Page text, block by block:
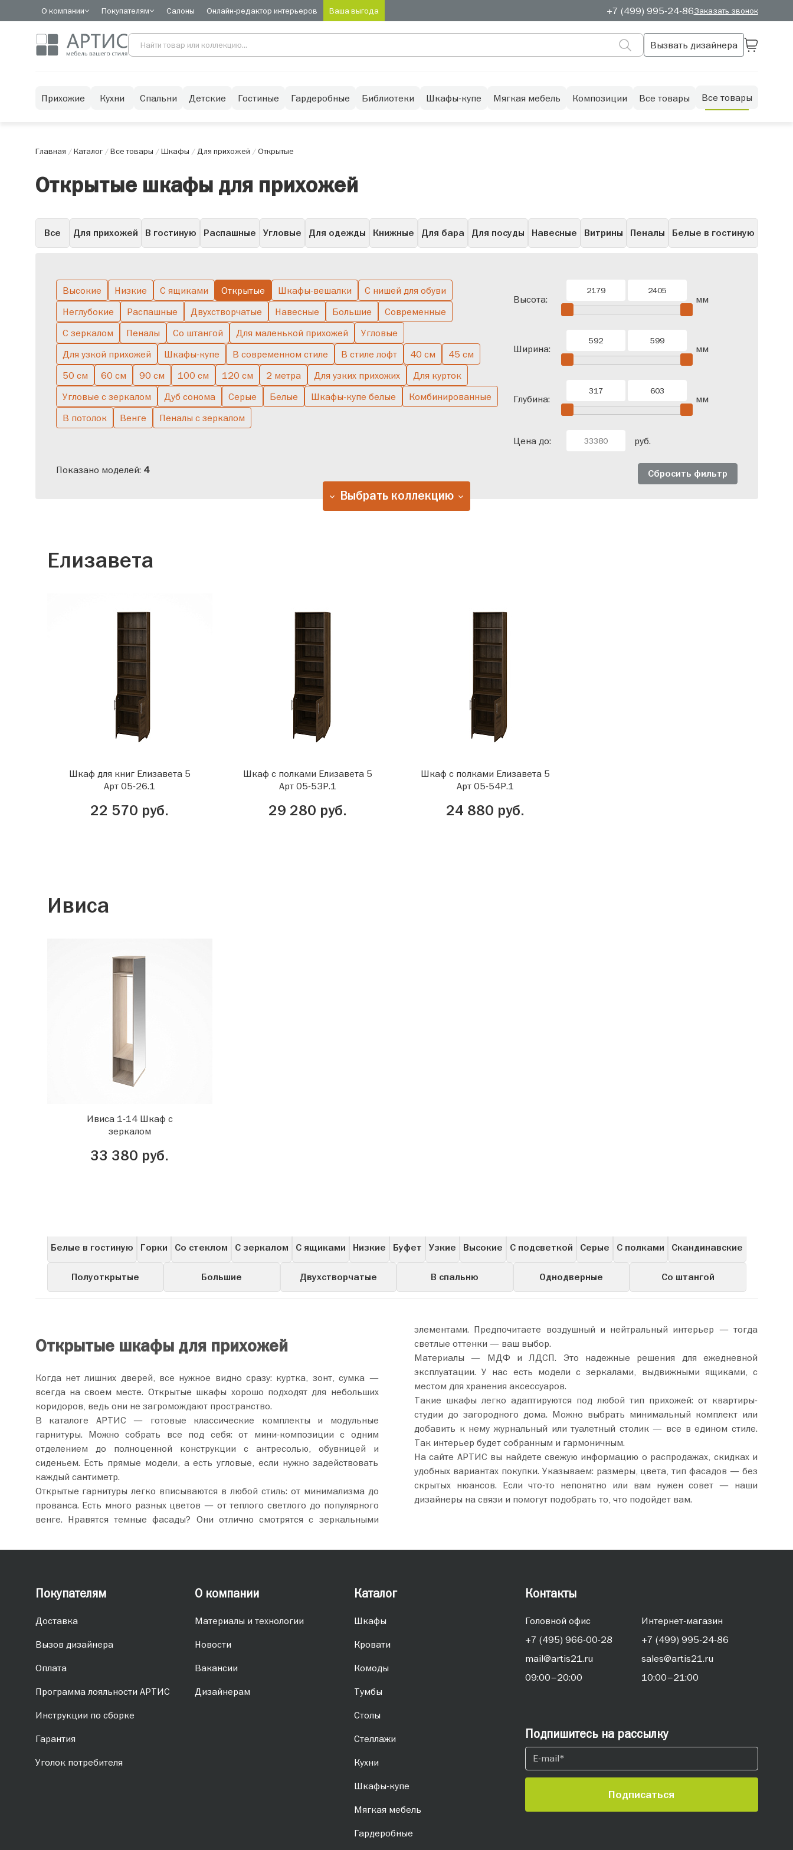
О компании Покупателям Салоны Онлайн-редактор интерьеров Ваша выгода +7 (499) 995-24-86Заказать звонок
Вызвать дизайнера
Прихожие Кухни Спальни Детские Гостиные Гардеробные Библиотеки Шкафы-купе Мягкая мебель Композиции Все товары Все товары
Главная /Каталог/Все товары /Шкафы /Для прихожей /Открытые
Открытые шкафы для прихожей
Все Для прихожей В гостиную Распашные Угловые Для одежды Книжные Для бара Для посуды Навесные Витрины Пеналы Белые в гостиную
Большие Двухстворчатые В спальню Со штангой
Высокие Низкие С ящиками Открытые Шкафы-вешалки
С нишей для обуви
Неглубокие
Распашные Двухстворчатые Навесные Большие
Современные
С зеркалом
Пеналы Со штангой Для маленькой прихожей
Угловые
Для узкой прихожей
Шкафы-купе В современном стиле В стиле лофт 40 см
45 см
50 см
60 см 90 см 100 см 120 см 2 метра Для узких прихожих
Для курток
Угловые с зеркалом
Дуб сонома Серые Белые Шкафы-купе белые
Комбинированные
В потолок
Венге Пеналы с зеркалом
Высота: мм
Ширина: мм
Глубина: мм
Цена до: руб.
Показано моделей: 4 Сбросить фильтр
Выбрать коллекцию
Елизавета
Шкаф для книг Елизавета 5
Арт 05-26.1
22 570 руб.
Шкаф с полками Елизавета 5
Арт 05-53Р.1
29 280 руб.
Шкаф с полками Елизавета 5
Арт 05-54Р.1
24 880 руб.
Ивиса
Ивиса 1-14 Шкаф с
зеркалом
33 380 руб.
Белые в гостиную Горки Со стеклом С зеркалом С ящиками Низкие Буфет Узкие Высокие С подсветкой Серые С полками Скандинавские
Полуоткрытые Большие Двухстворчатые В спальню Однодверные Со штангой
Открытые шкафы для прихожей
Когда нет лишних дверей, все нужное видно сразу: куртка, зонт, сумка —
всегда на своем месте. Открытые шкафы хорошо подходят для небольших
коридоров, ведь они не загромождают пространство.
В каталоге АРТИС — готовые классические комплекты и модульные
гарнитуры. Можно собрать все под себя: от мини-композиции с одним
отделением до полноценной конструкции с антресолью, обувницей и
сиденьем. Есть прямые модели, а есть угловые, если нужно задействовать
каждый сантиметр.
Открытые гарнитуры легко вписываются в любой стиль: от минимализма до
прованса. Есть много разных цветов — от теплого светлого до популярного
венге. Нравятся темные фасады? Они отлично смотрятся с зеркальными
элементами. Предпочитаете воздушный и нейтральный интерьер — тогда
светлые оттенки — ваш выбор.
Материалы — МДФ и ЛДСП. Это надежные решения для ежедневной
эксплуатации. У нас есть модели с зеркалами, выдвижными ящиками, с
местом для хранения аксессуаров.
Такие шкафы легко адаптируются под любой тип прихожей: от квартиры-
студии до загородного дома. Можно выбрать минимальный комплект или
добавить к нему журнальный или туалетный столик — все в едином стиле.
Так интерьер будет собранным и гармоничным.
На сайте АРТИС вы найдете свежую информацию о распродажах, скидках и
удобных вариантах покупки. Указываем: размеры, цвета, тип фасадов — без
скрытых нюансов. Если что-то непонятно или вам нужен совет — наши
дизайнеры на связи и помогут подобрать то, что подойдет вам.
Покупателям
Доставка
Вызов дизайнера
Оплата
Программа лояльности АРТИС
Инструкции по сборке
Гарантия
Уголок потребителя
О компании
Материалы и технологии
Новости
Вакансии
Дизайнерам
Каталог
Шкафы
Кровати
Комоды
Тумбы
Столы
Стеллажи
Кухни
Шкафы-купе
Мягкая мебель
Гардеробные
Контакты
Головной офис
+7 (495) 966-00-28
mail@artis21.ru
09:00–20:00
Интернет-магазин
+7 (499) 995-24-86
sales@artis21.ru
10:00–21:00
Подпишитесь на рассылку
Подписаться